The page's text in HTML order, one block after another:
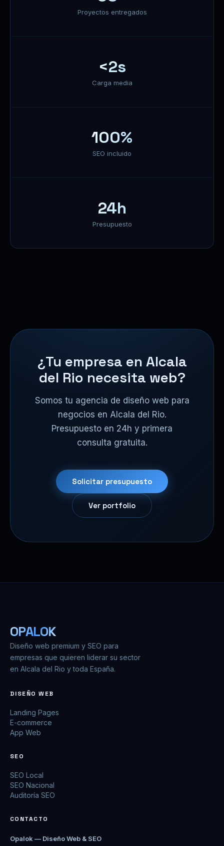
Proyectos entregados
<2s
Carga media
100%
SEO incluido
24h
Presupuesto
¿Tu empresa en Alcala
del Rio necesita web?
Somos tu agencia de diseño web para
negocios en Alcala del Rio.
Presupuesto en 24h y primera
consulta gratuita.
Solicitar presupuesto
Ver portfolio
OPALOK
Diseño web premium y SEO para
empresas que quieren liderar su sector
en Alcala del Rio y toda España.
DISEÑO WEB
Landing Pages
E-commerce
App Web
SEO
SEO Local
SEO Nacional
Auditoría SEO
CONTACTO
Opalok — Diseño Web & SEO